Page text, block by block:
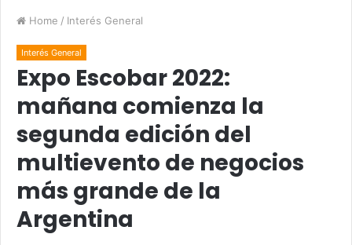
Home / Interés General
Interés General
Expo Escobar 2022:
mañana comienza la
segunda edición del
multievento de negocios
más grande de la
Argentina